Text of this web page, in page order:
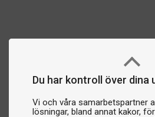
Du har kontroll över dina
Vi och våra samarbetspartner
lösningar, bland annat kakor,